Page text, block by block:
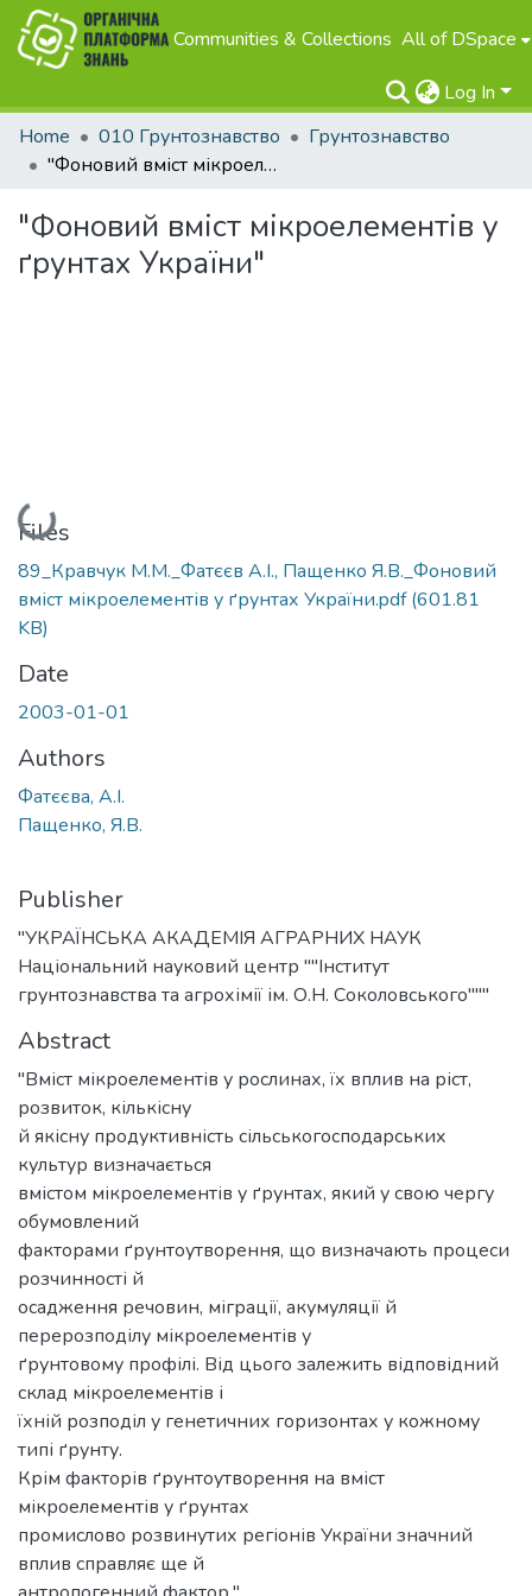
Communities & Collections All of DSpace
Log In
Home
010 Грунтознавство
Грунтознавство
"Фоновий вміст мікроелементів у ґрунтах України"
"Фоновий вміст мікроелементів у
ґрунтах України"
Loading...
Files
89_Кравчук М.М._Фатєєв А.І., Пащенко Я.В._Фоновий
вміст мікроелементів у ґрунтах України.pdf(601.81
KB)
Date
2003-01-01
Authors
Фатєєва, А.І.
Пащенко, Я.В.
Publisher
"УКРАЇНСЬКА АКАДЕМІЯ АГРАРНИХ НАУК
Національний науковий центр ""Інститут
грунтознавства та агрохімії ім. О.Н. Соколовського"""
Abstract
"Вміст мікроелементів у рослинах, їх вплив на ріст,
розвиток, кількісну
й якісну продуктивність сільськогосподарських
культур визначається
вмістом мікроелементів у ґрунтах, який у свою чергу
обумовлений
факторами ґрунтоутворення, що визначають процеси
розчинності й
осадження речовин, міграції, акумуляції й
перерозподілу мікроелементів у
ґрунтовому профілі. Від цього залежить відповідний
склад мікроелементів і
їхній розподіл у генетичних горизонтах у кожному
типі ґрунту.
Крім факторів ґрунтоутворення на вміст
мікроелементів у ґрунтах
промислово розвинутих регіонів України значний
вплив справляє ще й